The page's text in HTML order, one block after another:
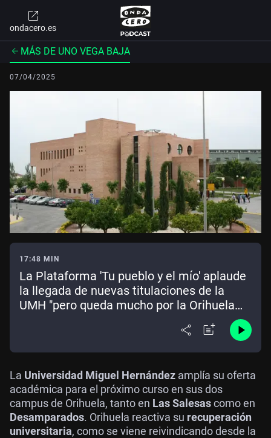
ondacero.es
MÁS DE UNO VEGA BAJA
07/04/2025
17:48 MIN
La Plataforma 'Tu pueblo y el mío' aplaude
la llegada de nuevas titulaciones de la
UMH "pero queda mucho por la Orihuela
La Universidad Miguel Hernández amplía su oferta
académica para el próximo curso en sus dos
campus de Orihuela, tanto en Las Salesascomo en
Desamparados. Orihuela reactiva su recuperación
universitaria, como se viene reivindicando desde la